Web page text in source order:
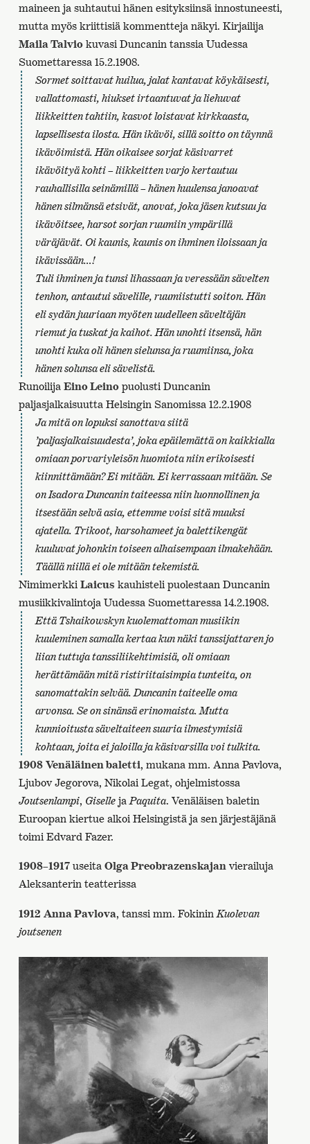
maineen ja suhtautui hänen esityksiinsä innostuneesti,
mutta myös kriittisiä kommentteja näkyi. Kirjailija
Maila Talviokuvasi Duncanin tanssia Uudessa
Suomettaressa 15.2.1908.
Sormet soittavat huilua, jalat kantavat köykäisesti,
vallattomasti, hiukset irtaantuvat ja liehuvat
liikkeitten tahtiin, kasvot loistavat kirkkaasta,
lapsellisesta ilosta. Hän ikävöi, sillä soitto on täynnä
ikävöimistä. Hän oikaisee sorjat käsivarret
ikävöityä kohti – liikkeitten varjo kertautuu
rauhallisilla seinämillä – hänen huulensa janoavat
hänen silmänsä etsivät, anovat, joka jäsen kutsuu ja
ikävöitsee, harsot sorjan ruumiin ympärillä
väräjävät. Oi kaunis, kaunis on ihminen iloissaan ja
ikävissään…!
Tuli ihminen ja tunsi lihassaan ja veressään sävelten
tenhon, antautui sävelille, ruumiistutti soiton. Hän
eli sydän juuriaan myöten uudelleen säveltäjän
riemut ja tuskat ja kaihot. Hän unohti itsensä, hän
unohti kuka oli hänen sielunsa ja ruumiinsa, joka
hänen solunsa eli sävelistä.
Runoilija Eino Leinopuolusti Duncanin
paljasjalkaisuutta Helsingin Sanomissa 12.2.1908
Ja mitä on lopuksi sanottava siitä
’paljasjalkaisuudesta’, joka epäilemättä on kaikkialla
omiaan porvariyleisön huomiota niin erikoisesti
kiinnittämään? Ei mitään. Ei kerrassaan mitään. Se
on Isadora Duncanin taiteessa niin luonnollinen ja
itsestään selvä asia, ettemme voisi sitä muuksi
ajatella. Trikoot, harsohameet ja balettikengät
kuuluvat johonkin toiseen alhaisempaan ilmakehään.
Täällä niillä ei ole mitään tekemistä.
Nimimerkki Laicus kauhisteli puolestaan Duncanin
musiikkivalintoja Uudessa Suomettaressa 14.2.1908.
Että Tshaikowskyn kuolemattoman musiikin
kuuleminen samalla kertaa kun näki tanssijattaren jo
liian tuttuja tanssiliikehtimisiä, oli omiaan
herättämään mitä ristiriitaisimpia tunteita, on
sanomattakin selvää. Duncanin taiteelle oma
arvonsa. Se on sinänsä erinomaista. Mutta
kunnioitusta säveltaiteen suuria ilmestymisiä
kohtaan, joita ei jaloilla ja käsivarsilla voi tulkita.
1908 Venäläinen baletti, mukana mm. Anna Pavlova,
Ljubov Jegorova, Nikolai Legat, ohjelmistossa
Joutsenlampi, Giselleja Paquita. Venäläisen baletin
Euroopan kiertue alkoi Helsingistä ja sen järjestäjänä
toimi Edvard Fazer.
1908–1917useita Olga Preobrazenskajan vierailuja
Aleksanterin teatterissa
1912 Anna Pavlova, tanssi mm. Fokinin Kuolevan
joutsenen